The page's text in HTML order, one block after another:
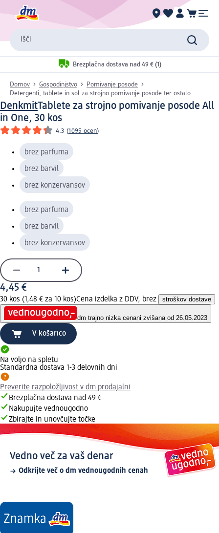
Išči
Brezplačna dostava nad 49 € (1)
Domov Gospodinjstvo
Pomivanje posode
Detergenti, tablete in sol za strojno pomivanje posode ter ostalo
DenkmitTablete za strojno pomivanje posode All
in One, 30 kos
4.3 (1095 ocen)
brez parfuma
brez barvil
brez konzervansov
brez parfuma
brez barvil
brez konzervansov
4,45 €
30 kos (1,48 € za 10 kos)Cena izdelka z DDV, brez stroškov dostave
dm trajno nizka cenani zvišana od 26.05.2023
V košarico
Na voljo na spletu
Standardna dostava 1-3 delovnih dni
Preverite razpoložljivost v dm prodajalni
Brezplačna dostava nad 49 €
Nakupujte vednougodno
Zbirajte in unovčujte točke
Vedno več za vaš denar
Odkrijte več o dm vednougodnih cenah